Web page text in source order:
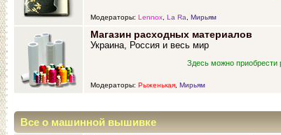
Модераторы: Lennox, La Ra, Мирьям
Магазин расходных материалов
Украина, Россия и весь мир
Здесь можно приобрести
Модераторы: Рыженькая, Мирьям
Все о машинной вышивке